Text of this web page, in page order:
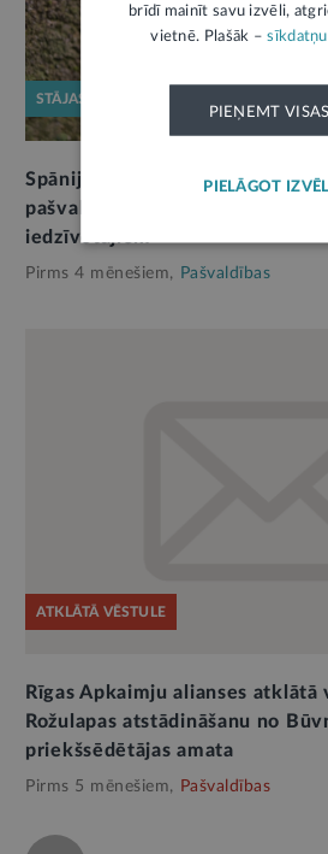
STĀJAS SPĒKĀ
Spānijas kailgliemeža izplatības
pašvaldības varēs noteikt
iedzīvotājiem
Pirms 4 mēnešiem, Pašvaldības
ATKLĀTĀ VĒSTULE
Rīgas Apkaimju alianses atklātā
Rožulapas atstādināšanu no
priekšsēdētājas amata
Pirms 5 mēnešiem, Pašvaldības
brīdī mainīt savu izvēli,
vietnē. Plašāk –
PIEŅEMT VISAS
PIELĀGOT IZVĒLI